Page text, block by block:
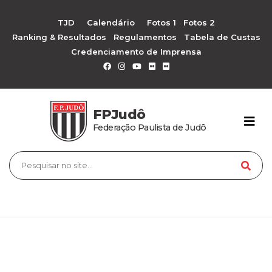
TJD Calendário Fotos 1
Fotos 2
Ranking & Resultados
Regulamentos
Tabela de Custas
Credenciamento de Imprensa
FPJudô
Federação Paulista de Judô